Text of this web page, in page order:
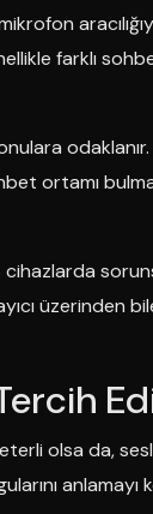
farklı
ortamı
üzerinden
olsa da,
anlamayı